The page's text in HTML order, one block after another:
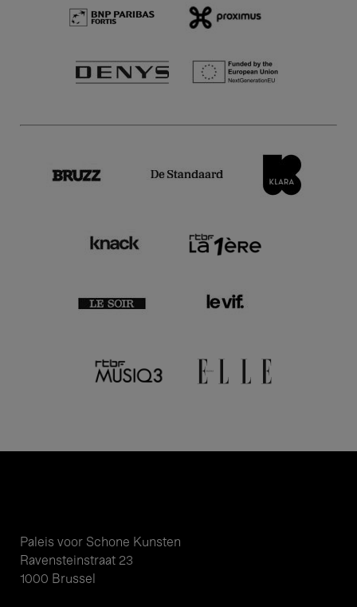
Paleis voor Schone Kunsten
Ravensteinstraat 23
1000 Brussel